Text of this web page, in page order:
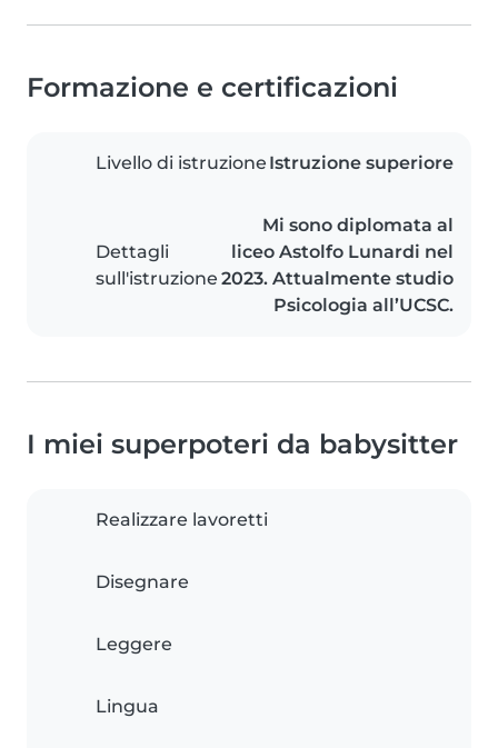
Formazione e certificazioni
Livello di istruzione Istruzione superiore
Dettagli
sull'istruzione
Mi sono diplomata al
liceo Astolfo Lunardi nel
2023. Attualmente studio
Psicologia all’UCSC.
I miei superpoteri da babysitter
Realizzare lavoretti
Disegnare
Leggere
Lingua